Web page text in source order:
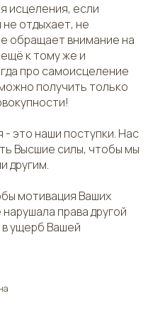
исцеления, если
отдыхает, не
обращает внимание на
к тому же и
про самоисцеление
получить только
это наши поступки. Нас
Высшие силы, чтобы мы
другим.
мотивация Ваших
права другой
ущерб Вашей